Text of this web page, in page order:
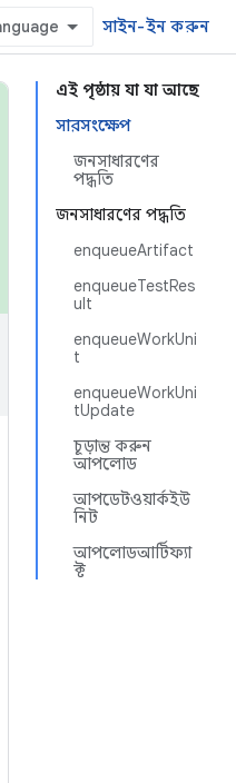
সাইন-ইন করুন
এই পৃষ্ঠায় যা যা আছে
সারসংক্ষেপ
জনসাধারণের
পদ্ধতি
জনসাধারণের পদ্ধতি
enqueueArtifact
enqueueTestRes
ult
enqueueWorkUni
t
enqueueWorkUni
tUpdate
চূড়ান্ত করুন
আপলোড
আপডেটওয়ার্কইউ
নিট
আপলোডআর্টিফ্যা
ক্ট